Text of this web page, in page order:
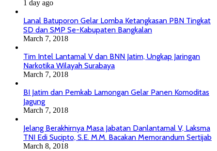
1 day ago
Lanal Batuporon Gelar Lomba Ketangkasan PBN Tingkat
SD dan SMP Se-Kabupaten Bangkalan
March 7, 2018
Tim Intel Lantamal V dan BNN Jatim, Ungkap Jaringan
Narkotika Wilayah Surabaya
March 7, 2018
BI Jatim dan Pemkab Lamongan Gelar Panen Komoditas
Jagung
March 7, 2018
Jelang Berakhirnya Masa Jabatan Danlantamal V, Laksma
TNI Edi Sucipto, S.E. M.M. Bacakan Memorandum Sertijab
March 8, 2018